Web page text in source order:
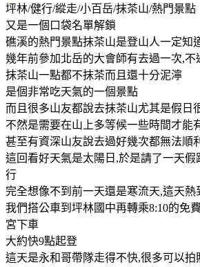
坪林/健行/縱走/小百岳/抹茶山/熱門景點
又是一個口袋名單解鎖
礁溪的熱門景點抹茶山是登山人一定知
幾年前參加北岳的大會師有去過一次,不
抹茶山一點都不抹茶而且還十分泥濘
是個非常吃天氣的一個景點
而且很多山友都說去抹茶山尤其是假日
不然是需要在山上多等候一些時間才能
甚至有資深山友說去過好幾次都無法順
這回看好天氣是太陽日,於是請了一天假
行
完全想像不到前一天還是寒流天,這天熱
我們搭公車到坪林國中再轉乘8:10的免
宮下車
大約快9點起登
這天是永和哥帶隊走得不快,很多可以拍